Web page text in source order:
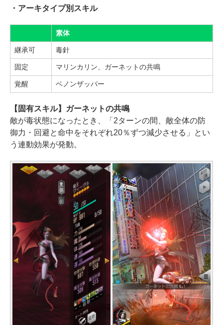
・アーキタイプ別スキル
素体
継承可 毒針
固定 マリンカリン、ガーネットの共鳴
覚醒 ベノンザッパー
【固有スキル】ガーネットの共鳴
敵が毒状態になったとき、「2ターンの間、敵全体の防
御力・回避と命中をそれぞれ20％ずつ減少させる」とい
う連動効果が発動。